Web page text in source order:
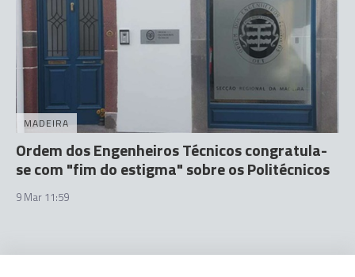
MADEIRA
Ordem dos Engenheiros Técnicos congratula-
se com "fim do estigma" sobre os Politécnicos
9 Mar 11:59